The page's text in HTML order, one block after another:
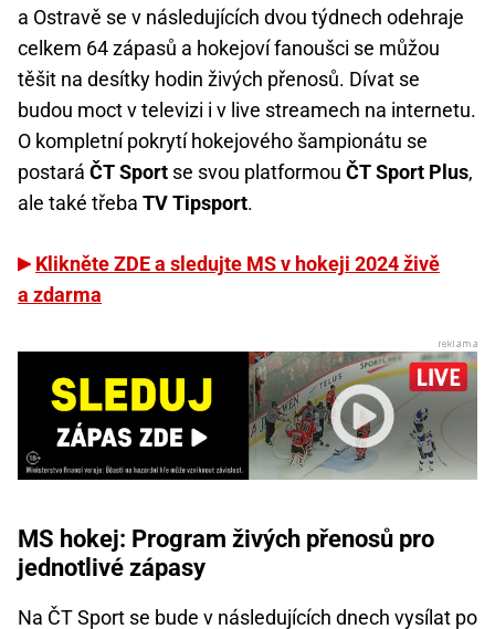
a Ostravě se v následujících dvou týdnech odehraje
celkem 64 zápasů a hokejoví fanoušci se můžou
těšit na desítky hodin živých přenosů. Dívat se
budou moct v televizi i v live streamech na internetu.
O kompletní pokrytí hokejového šampionátu se
postará ČT Sport se svou platformou ČT Sport Plus,
ale také třeba TV Tipsport.
Klikněte ZDE a sledujte MS v hokeji 2024 živě
a zdarma
MS hokej: Program živých přenosů pro
jednotlivé zápasy
Na ČT Sport se bude v následujících dnech vysílat po